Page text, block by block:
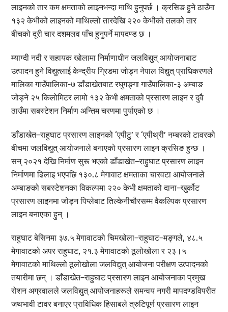
लाइनको तार कम क्षमताको लाइनभन्दा माथि हुनुपर्छ । क्रसिङ हुने ठाउँमा
१३२ केभीको लाइनको माथिल्लो तारदेखि २२० केभीको तलको तार
बीचको दूरी चार दशमलव पाँच हुनुपर्ने मापदण्ड छ ।
म्याग्दी नदी र सहायक खोलामा निर्माणाधीन जलविद्युत् आयोजनाबाट
उत्पादन हुने विद्युत्लाई केन्द्रीय ग्रिडमा जोड्न नेपाल विद्युत् प्राधिकरणले
मालिका गाउँपालिका-७ डाँडाखेतबाट रघुगङ्गा गाउँपालिका-३ अम्बाङ
जोड्ने २५ किलोमिटर लामो १३२ केभी क्षमताको प्रसारण लाइन र दुवै
ठाउँमा सबस्टेशन निर्माण अन्तिम चरणमा पुर्याएको छ ।
डाँडाखेत–राहुघाट प्रसारण लाइनको ‘एपीटु’ र ‘एपीथ्री’ नम्बरको टावरको
बीचमा जलविद्युत् आयोजनाले बनाएको प्रसारण लाइन क्रसिङ हुन्छ ।
सन् २०२१ देखि निर्माण सुरू भएको डाँडाखेत–राहुघाट प्रसारण लाइन
निर्माणमा ढिलाइ भएपछि १३०.८ मेगावाट क्षमताका चारवटा आयोजनाले
अम्बाङको सबस्टेशनका विकल्पमा २२० केभी क्षमताको दाना–खुर्कोट
प्रसारण लाइनमा जोड्न पिप्लेबाट तिल्केनीचौरसम्म वैकल्पिक प्रसारण
लाइन बनाएका हुन् ।
राहुघाट बेसिनमा ३७.५ मेगावाटको चिमखोला–राहुघाट–मङ्गले, ४८.५
मेगावाटको अपर राहुघाट, २१.३ मेगावाटको ठूलोखोला र २३।५
मेगावाटको माथिल्लो ठूलोखोला जलविद्युत् आयोजना परीक्षण उत्पादनको
तयारीमा छन् । डाँडाखेत–राहुघाट प्रसारण लाइन आयोजनाका प्रमुख
रोशन अग्रवालले जलविद्युत् आयोजनाहरूले समन्वय नगरी मापदण्डविपरीत
जथभावी टावर बनाएर प्राविधिक हिसाबले त्रुटिपूर्ण प्रसारण लाइन